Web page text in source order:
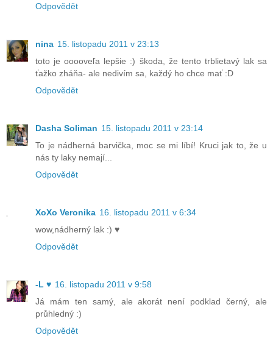
Odpovědět
nina 15. listopadu 2011 v 23:13
toto je ooooveľa lepšie :) škoda, že tento trblietavý lak sa
ťažko zháňa- ale nedivím sa, každý ho chce mať :D
Odpovědět
Dasha Soliman 15. listopadu 2011 v 23:14
To je nádherná barvička, moc se mi líbí! Kruci jak to, že u
nás ty laky nemají...
Odpovědět
XoXo Veronika 16. listopadu 2011 v 6:34
wow,nádherný lak :) ♥
Odpovědět
-L ♥ 16. listopadu 2011 v 9:58
Já mám ten samý, ale akorát není podklad černý, ale
průhledný :)
Odpovědět